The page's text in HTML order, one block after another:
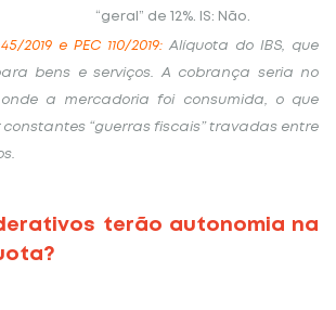
“geral” de 12%. IS: Não
2019 e PEC 110/2019: Alíquota do IBS, que
bens e serviços. A cobrança seria no
a mercadoria foi consumida, o que
“guerras fiscais” travadas entre
terão autonomia na